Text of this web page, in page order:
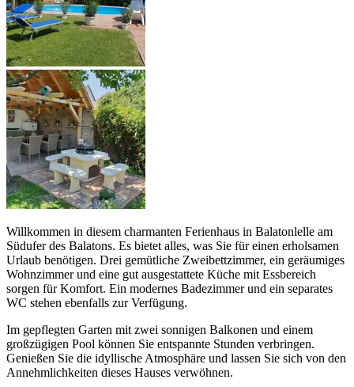
Willkommen in diesem charmanten Ferienhaus in Balatonlelle am
Südufer des Balatons. Es bietet alles, was Sie für einen erholsamen
Urlaub benötigen. Drei gemütliche Zweibettzimmer, ein geräumiges
Wohnzimmer und eine gut ausgestattete Küche mit Essbereich
sorgen für Komfort. Ein modernes Badezimmer und ein separates
WC stehen ebenfalls zur Verfügung.
Im gepflegten Garten mit zwei sonnigen Balkonen und einem
großzügigen Pool können Sie entspannte Stunden verbringen.
Genießen Sie die idyllische Atmosphäre und lassen Sie sich von den
Annehmlichkeiten dieses Hauses verwöhnen.